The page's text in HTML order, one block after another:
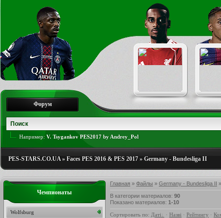
Форум
Например: V. Tsygankov PES2017 by Andrey_Pol
PES-STARS.CO.UA» Faces PES 2016 & PES 2017 » Germany - Bundesliga II
Главная » Файлы » Germany - Bundesliga II
В категории материалов: 90
Показано материалов: 1-10
Сортировать по: Даті · Назві · Рейтингу ·
Чемпионаты
Wolfsburg